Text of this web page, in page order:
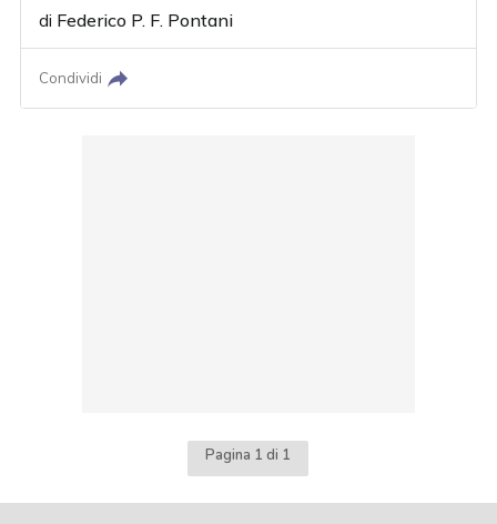
di Federico P. F. Pontani
Condividi
Pagina 1 di 1